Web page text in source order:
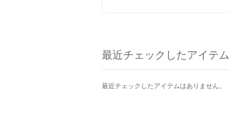
最近チェックしたアイテム
最近チェックしたアイテムはありません。